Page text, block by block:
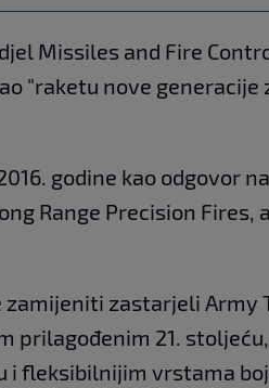
Missiles and Fire
"raketu nove
godine kao odgovor
Range Precision Fires,
zamijeniti zastarjeli Army
prilagođenim 21.
i fleksibilnijim vrstama